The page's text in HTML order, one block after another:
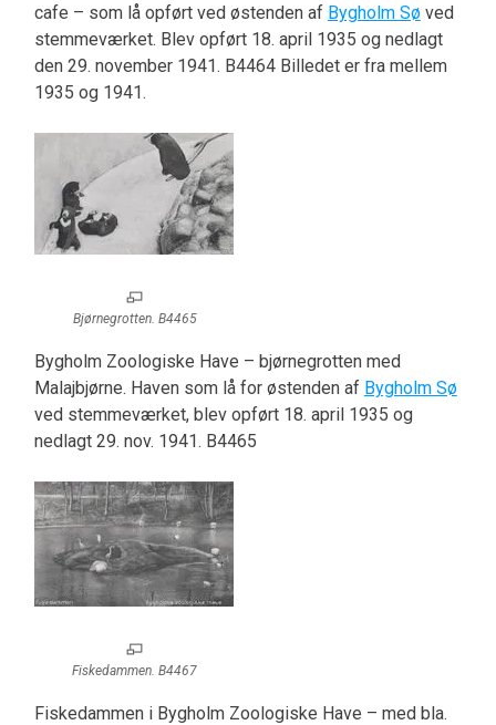
cafe – som lå opført ved østenden af Bygholm Søved
stemmeværket. Blev opført 18. april 1935 og nedlagt
den 29. november 1941. B4464 Billedet er fra mellem
1935 og 1941.
Bjørnegrotten. B4465
Bygholm Zoologiske Have – bjørnegrotten med
Malajbjørne. Haven som lå for østenden af Bygholm Sø
ved stemmeværket, blev opført 18. april 1935 og
nedlagt 29. nov. 1941. B4465
Fiskedammen. B4467
Fiskedammen i Bygholm Zoologiske Have – med bla.